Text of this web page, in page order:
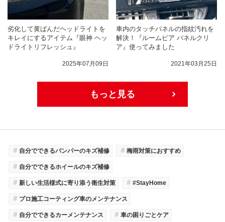
劣化して黄ばんだヘッドライトを
キレイにするアイテム『眼神 ヘッ
ドライトリフレッシュ』
2025年07月09日
車内のタッチパネルの指紋汚れを
解決！『ルームピア パネルクリ
ア』使ってみました
2021年03月25日
もっと見る
＃ 自分でできるバンパーのキズ補修 ＃ 梅雨対策におすすめ
＃ 自分でできるホイールのキズ補修
＃ 新しい生活様式に寄り添う衛生対策 ＃ #StayHome
＃ プロ施工コーティング車のメンテナンス
＃ 自分でできるカーメンテナンス ＃ 車の困りごとケア